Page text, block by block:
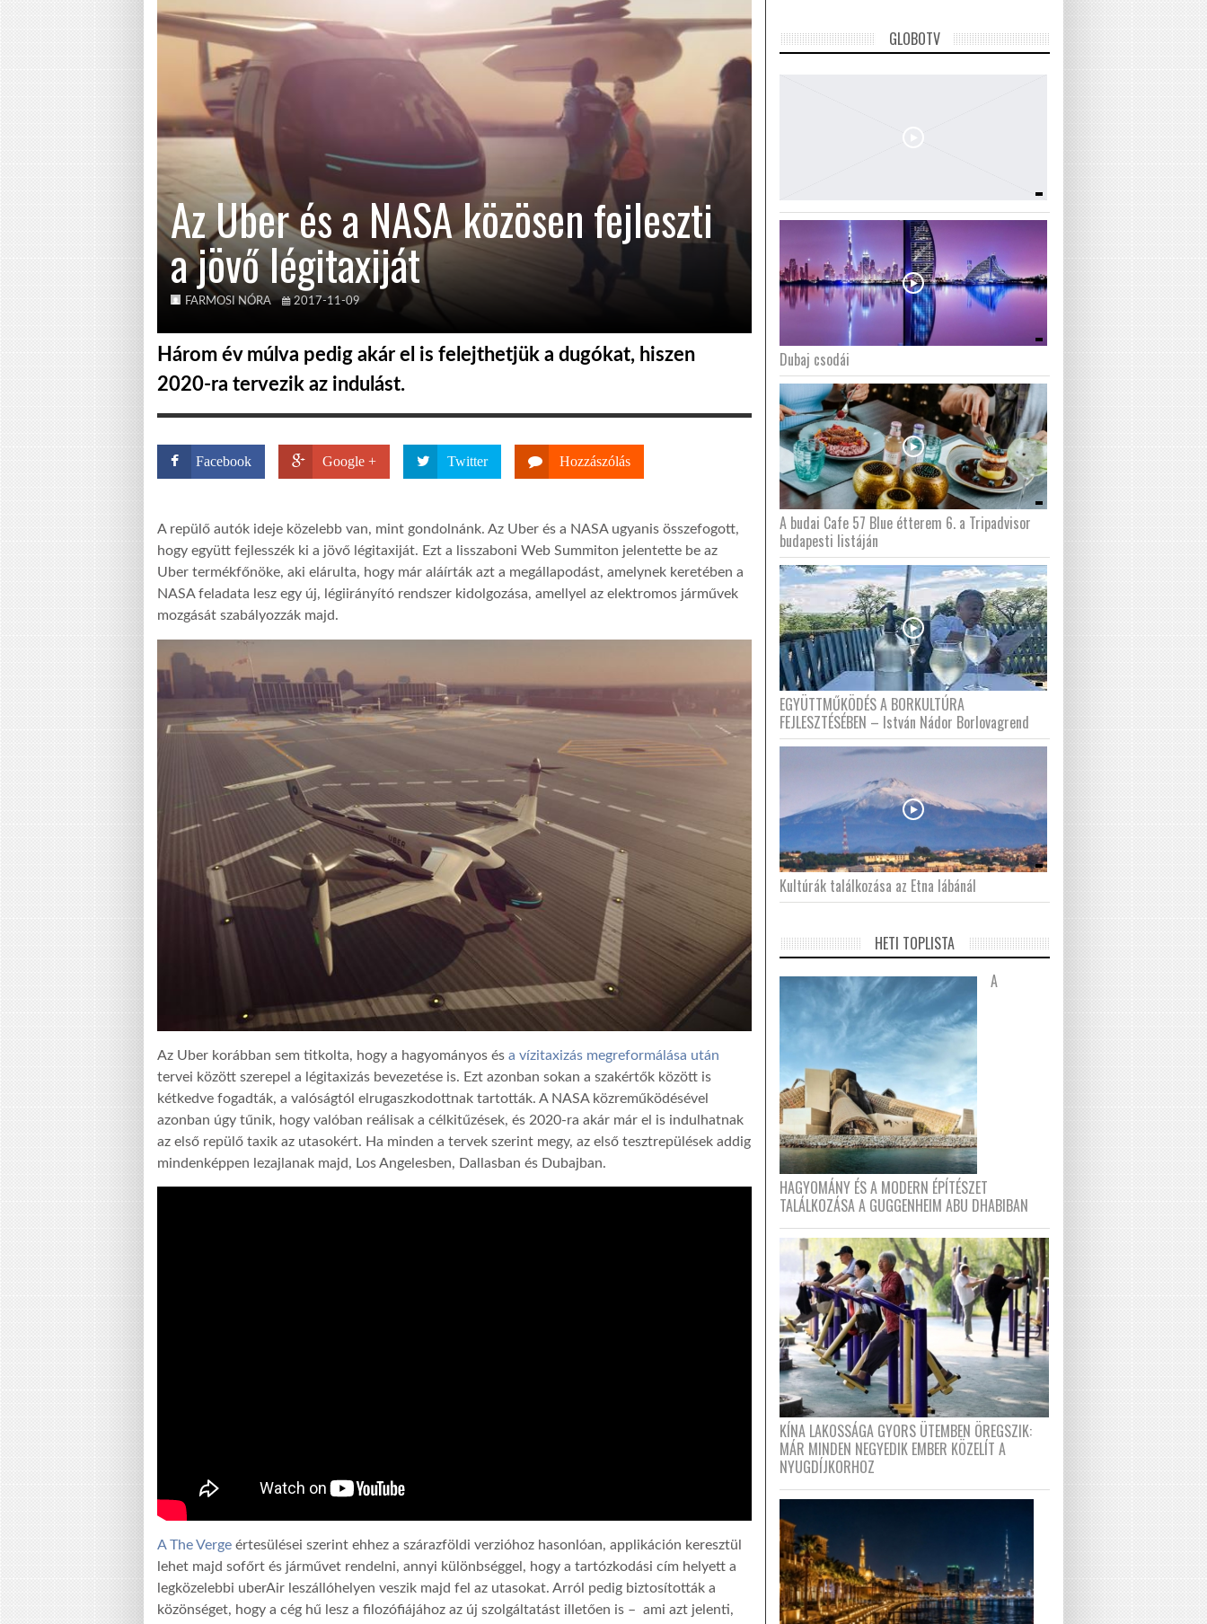
Az Uber és a NASA közösen fejleszti
a jövő légitaxiját
FARMOSI NÓRA 2017-11-09
Három év múlva pedig akár el is felejthetjük a dugókat, hiszen
2020-ra tervezik az indulást.
Facebook Google + Twitter Hozzászólás
A repülő autók ideje közelebb van, mint gondolnánk. Az Uber és a NASA ugyanis összefogott,
hogy együtt fejlesszék ki a jövő légitaxiját. Ezt a lisszaboni Web Summiton jelentette be az
Uber termékfőnöke, aki elárulta, hogy már aláírták azt a megállapodást, amelynek keretében a
NASA feladata lesz egy új, légiirányító rendszer kidolgozása, amellyel az elektromos járművek
mozgását szabályozzák majd.
Az Uber korábban sem titkolta, hogy a hagyományos és a vízitaxizás megreformálása után
tervei között szerepel a légitaxizás bevezetése is. Ezt azonban sokan a szakértők között is
kétkedve fogadták, a valóságtól elrugaszkodottnak tartották. A NASA közreműködésével
azonban úgy tűnik, hogy valóban reálisak a célkitűzések, és 2020-ra akár már el is indulhatnak
az első repülő taxik az utasokért. Ha minden a tervek szerint megy, az első tesztrepülések addig
mindenképpen lezajlanak majd, Los Angelesben, Dallasban és Dubajban.
A The Verge értesülései szerint ehhez a szárazföldi verzióhoz hasonlóan, applikáción keresztül
lehet majd sofőrt és járművet rendelni, annyi különbséggel, hogy a tartózkodási cím helyett a
legközelebbi uberAir leszállóhelyen veszik majd fel az utasokat. Arról pedig biztosították a
közönséget, hogy a cég hű lesz a filozófiájához az új szolgáltatást illetően is – ami azt jelenti,
GLOBOTV
Dubaj csodái
A budai Cafe 57 Blue étterem 6. a Tripadvisor
budapesti listáján
EGYÜTTMŰKÖDÉS A BORKULTÚRA
FEJLESZTÉSÉBEN – István Nádor Borlovagrend
Kultúrák találkozása az Etna lábánál
HETI TOPLISTA
A
HAGYOMÁNY ÉS A MODERN ÉPÍTÉSZET
TALÁLKOZÁSA A GUGGENHEIM ABU DHABIBAN
KÍNA LAKOSSÁGA GYORS ÜTEMBEN ÖREGSZIK:
MÁR MINDEN NEGYEDIK EMBER KÖZELÍT A
NYUGDÍJKORHOZ